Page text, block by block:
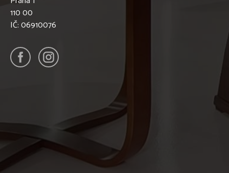
110 00
IČ: 06910076